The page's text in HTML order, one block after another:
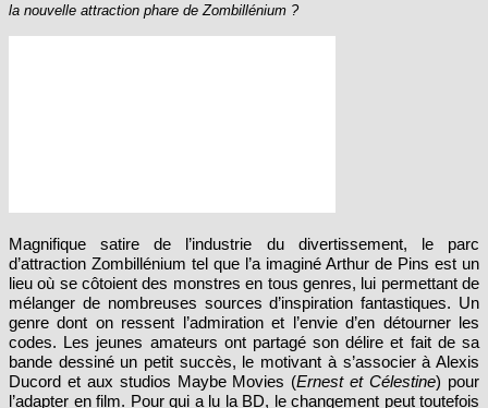
la nouvelle attraction phare de Zombillénium ?
Magnifique satire de l’industrie du divertissement, le parc
d’attraction Zombillénium tel que l’a imaginé Arthur de Pins est un
lieu où se côtoient des monstres en tous genres, lui permettant de
mélanger de nombreuses sources d’inspiration fantastiques. Un
genre dont on ressent l’admiration et l’envie d’en détourner les
codes. Les jeunes amateurs ont partagé son délire et fait de sa
bande dessiné un petit succès, le motivant à s’associer à Alexis
Ducord et aux studios Maybe Movies (Ernest et Célestine) pour
l’adapter en film. Pour qui a lu la BD, le changement peut toutefois